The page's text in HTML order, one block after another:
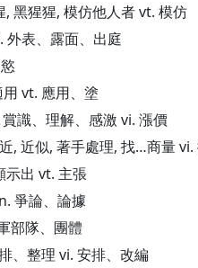
, 黑猩猩, 模仿他人者 vt. 模仿
外表、露面、出庭
vt. 應用、塗
識、理解、感激 vi. 漲價
, 近似, 著手處理, 找…商量 vi.
示出 vt. 主張
n. 爭論、論據
部隊、團體
、整理 vi. 安排、改編